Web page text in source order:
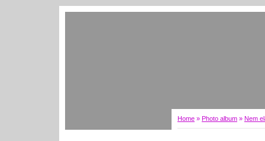
Home » Photo album » Nem